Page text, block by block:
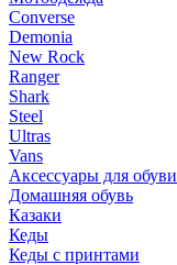
Converse
Demonia
New Rock
Ranger
Shark
Steel
Ultras
Vans
Аксессуары для обуви
Домашняя обувь
Казаки
Кеды
Кеды с принтами